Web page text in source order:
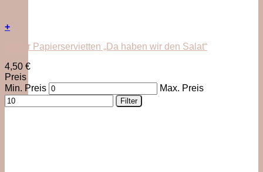
+
Räder Papierservietten „Da haben wir den Salat“
4,50 €
Preis
Min. Preis
Max. Preis
Filter